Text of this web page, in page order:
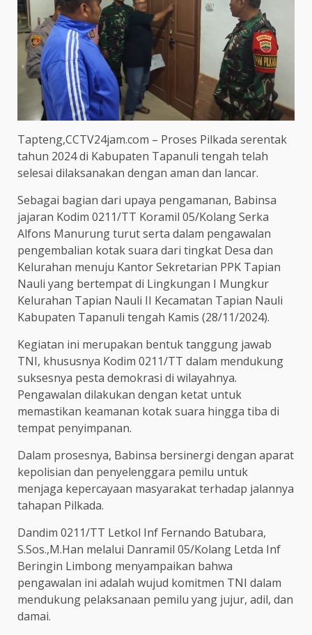
Tapteng,CCTV24jam.com – Proses Pilkada serentak
tahun 2024 di Kabupaten Tapanuli tengah telah
selesai dilaksanakan dengan aman dan lancar.
Sebagai bagian dari upaya pengamanan, Babinsa
jajaran Kodim 0211/TT Koramil 05/Kolang Serka
Alfons Manurung turut serta dalam pengawalan
pengembalian kotak suara dari tingkat Desa dan
Kelurahan menuju Kantor Sekretarian PPK Tapian
Nauli yang bertempat di Lingkungan I Mungkur
Kelurahan Tapian Nauli II Kecamatan Tapian Nauli
Kabupaten Tapanuli tengah Kamis (28/11/2024).
Kegiatan ini merupakan bentuk tanggung jawab
TNI, khususnya Kodim 0211/TT dalam mendukung
suksesnya pesta demokrasi di wilayahnya.
Pengawalan dilakukan dengan ketat untuk
memastikan keamanan kotak suara hingga tiba di
tempat penyimpanan.
Dalam prosesnya, Babinsa bersinergi dengan aparat
kepolisian dan penyelenggara pemilu untuk
menjaga kepercayaan masyarakat terhadap jalannya
tahapan Pilkada.
Dandim 0211/TT Letkol Inf Fernando Batubara,
S.Sos.,M.Han melalui Danramil 05/Kolang Letda Inf
Beringin Limbong menyampaikan bahwa
pengawalan ini adalah wujud komitmen TNI dalam
mendukung pelaksanaan pemilu yang jujur, adil, dan
damai.